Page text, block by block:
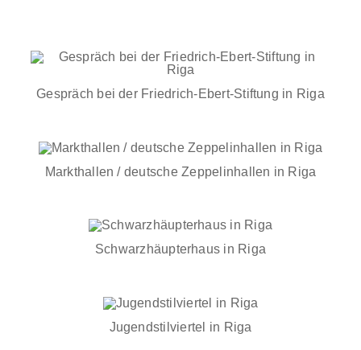
Gespräch bei der Friedrich-Ebert-Stiftung in Riga
Markthallen / deutsche Zeppelinhallen in Riga
Schwarzhäupterhaus in Riga
Jugendstilviertel in Riga